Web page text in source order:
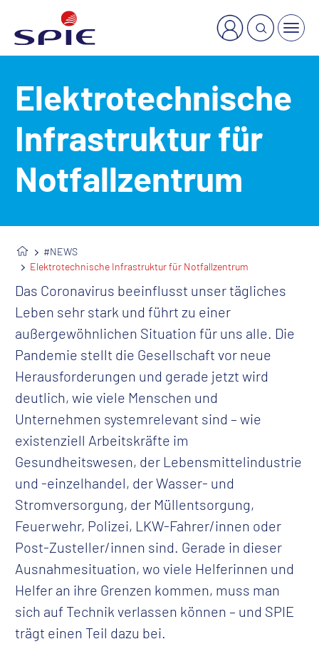
Elektrotechnische
Infrastruktur für
Notfallzentrum
#NEWS
Elektrotechnische Infrastruktur für Notfallzentrum
Das Coronavirus beeinflusst unser tägliches
Leben sehr stark und führt zu einer
außergewöhnlichen Situation für uns alle. Die
Pandemie stellt die Gesellschaft vor neue
Herausforderungen und gerade jetzt wird
deutlich, wie viele Menschen und
Unternehmen systemrelevant sind – wie
existenziell Arbeitskräfte im
Gesundheitswesen, der Lebensmittelindustrie
und -einzelhandel, der Wasser- und
Stromversorgung, der Müllentsorgung,
Feuerwehr, Polizei, LKW-Fahrer/innen oder
Post-Zusteller/innen sind. Gerade in dieser
Ausnahmesituation, wo viele Helferinnen und
Helfer an ihre Grenzen kommen, muss man
sich auf Technik verlassen können – und SPIE
trägt einen Teil dazu bei.